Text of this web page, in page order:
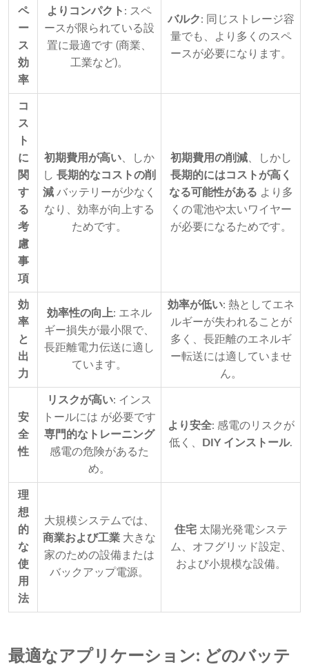
ペ
ー
ス
効
率
よりコンパクト : スペ
ースが限られている設
置に最適です (商業、
工業など)。
バルク: 同じストレージ容
量でも、より多くのスペ
ースが必要になります。
コ
ス
ト
に
関
す
る
考
慮
事
項
初期費用が高い 、しか
し 長期的なコストの削
減 バッテリーが少なく
なり、効率が向上する
ためです。
初期費用の削減、しかし
長期的にはコストが高く
なる可能性がある より多
くの電池や太いワイヤー
が必要になるためです。
効
率
と
出
力
効率性の向上: エネル
ギー損失が最小限で、
長距離電力伝送に適し
ています。
効率が低い: 熱としてエネ
ルギーが失われることが
多く、長距離のエネルギ
ー転送には適していませ
ん。
安
全
性
リスクが高い: インス
トールには が必要です
専門的なトレーニング
感電の危険があるた
め。
より安全: 感電のリスクが
低く、
DIY インストール.
理
想
的
な
使
用
法
大規模システムでは、
商業および工業 大きな
家のための設備または
バックアップ電源。
住宅太陽光発電システ
ム、オフグリッド設定、
および小規模な設備。
最適なアプリケーション: どのバッテ